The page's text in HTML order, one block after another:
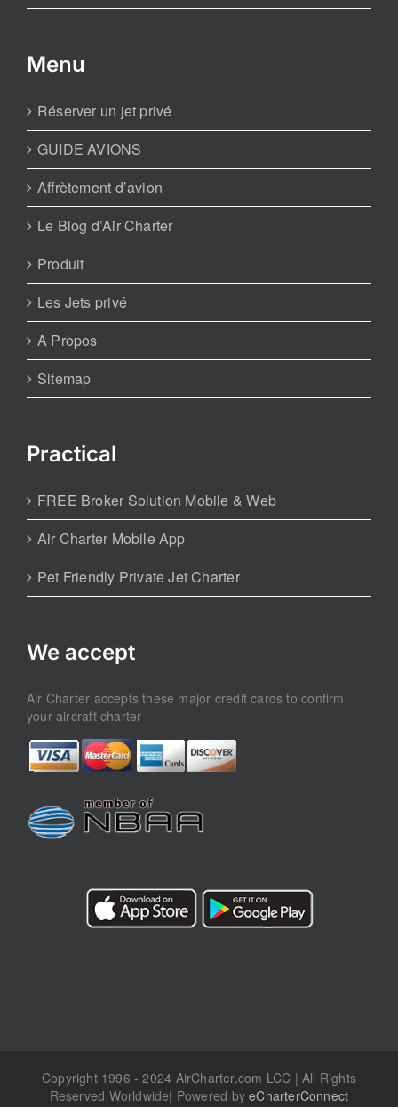
Menu
Réserver un jet privé
GUIDE AVIONS
Affrètement d’avion
Le Blog d’Air Charter
Produit
Les Jets privé
A Propos
Sitemap
Practical
FREE Broker Solution Mobile & Web
Air Charter Mobile App
Pet Friendly Private Jet Charter
We accept
Air Charter accepts these major credit cards to confirm
your aircraft charter
Copyright 1996 - 2024 AirCharter.com LCC | All Rights
Reserved Worldwide| Powered byeCharterConnect